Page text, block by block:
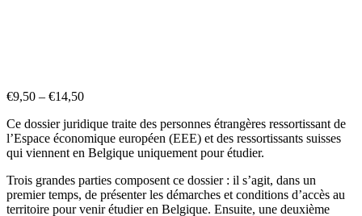
€9,50 – €14,50
Ce dossier juridique traite des personnes étrangères ressortissant de
l’Espace économique européen (EEE) et des ressortissants suisses
qui viennent en Belgique uniquement pour étudier.
Trois grandes parties composent ce dossier : il s’agit, dans un
premier temps, de présenter les démarches et conditions d’accès au
territoire pour venir étudier en Belgique. Ensuite, une deuxième